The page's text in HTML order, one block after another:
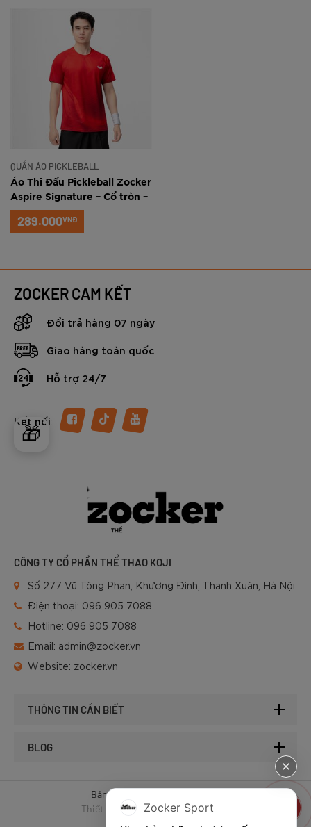
🎁
QUẦN ÁO PICKLEBALL
Áo Thi Đấu Pickleball Zocker
Aspire Signature – Cổ tròn –
Đỏ
289.000VNĐ
ZOCKER CAM KẾT
Đổi trả hàng 07 ngày
Giao hàng toàn quốc
Hỗ trợ 24/7
Kết nối:
CÔNG TY CỔ PHẦN THỂ THAO KOJI
Số 277 Vũ Tông Phan, Khương Đình, Thanh Xuân, Hà Nội
Điện thoại: 096 905 7088
Hotline: 096 905 7088
Email: admin@zocker.vn
Website: zocker.vn
THÔNG TIN CẦN BIẾT
BLOG
Bản quyền © 2025 của Zocker.
Thiết kế website & SEO - Tất Thành
Zocker Sport